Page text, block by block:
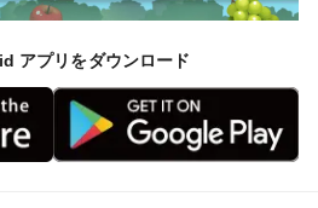
アプリをダウンロード